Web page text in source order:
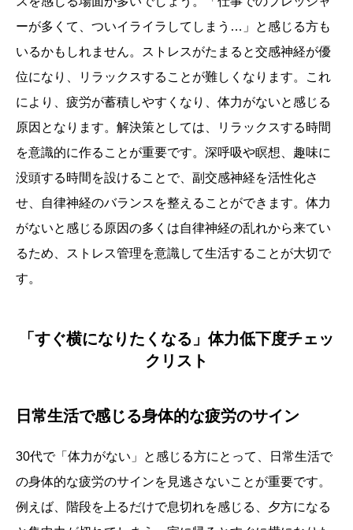
ーが多くて、ついイライラしてしまう…」と感じる方も
いるかもしれません。ストレスがたまると交感神経が優
位になり、リラックスすることが難しくなります。これ
により、疲労が蓄積しやすくなり、体力がないと感じる
原因となります。解決策としては、リラックスする時間
を意識的に作ることが重要です。深呼吸や瞑想、趣味に
没頭する時間を設けることで、副交感神経を活性化さ
せ、自律神経のバランスを整えることができます。体力
がないと感じる原因の多くは自律神経の乱れから来てい
るため、ストレス管理を意識して生活することが大切で
す。
「すぐ横になりたくなる」体力低下度チェッ
クリスト
日常生活で感じる身体的な疲労のサイン
30代で「体力がない」と感じる方にとって、日常生活で
の身体的な疲労のサインを見逃さないことが重要です。
例えば、階段を上るだけで息切れを感じる、夕方になる